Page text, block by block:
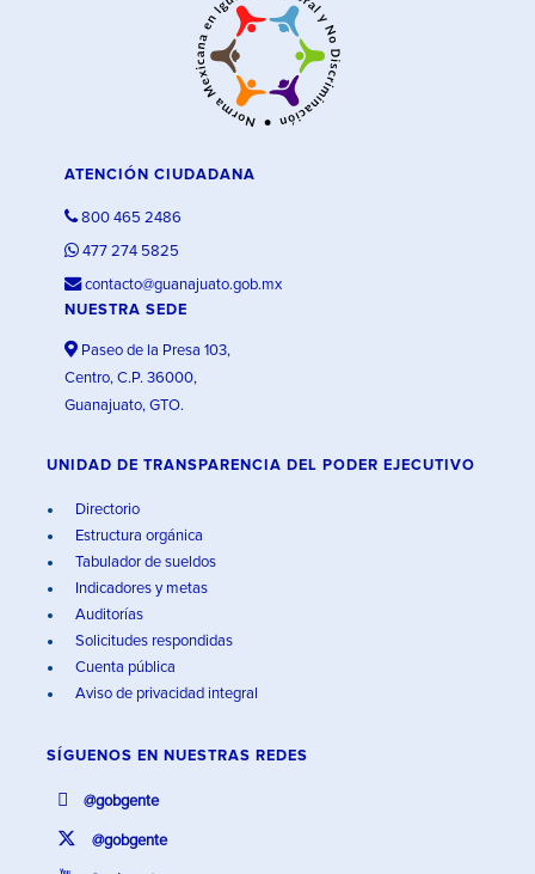
ATENCIÓN CIUDADANA
800 465 2486
477 274 5825
contacto@guanajuato.gob.mx
NUESTRA SEDE
Paseo de la Presa 103,
Centro, C.P. 36000,
Guanajuato, GTO.
UNIDAD DE TRANSPARENCIA DEL PODER EJECUTIVO
Directorio
Estructura orgánica
Tabulador de sueldos
Indicadores y metas
Auditorías
Solicitudes respondidas
Cuenta pública
Aviso de privacidad integral
SÍGUENOS EN NUESTRAS REDES
@gobgente
@gobgente